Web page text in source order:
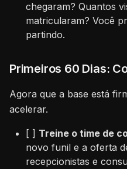
chegaram? Quantos
matricularam? Você
partindo.
Primeiros 60 Dias:
Agora que a base está
acelerar.
[ ] Treine o time de
novo funil e a oferta
recepcionistas e